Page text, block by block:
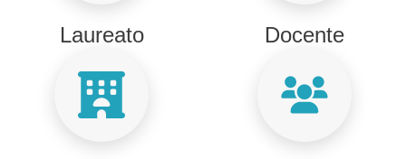
Laureato Docente